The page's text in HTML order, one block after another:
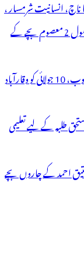
ناچ، انسانیت شرمسار ،
پو کسو کیس کے ملزم راجکمار کے ہاتھوں 6 افراد بشمول 2 معصوم بچے کے
اپولو فارمیسی میں ملازمتوں کے لیے درخواستیں مطلوب، 10 جولائی کو وقارآباد
ضروری اخراجات میں کمی، 300 مستحق طلبہ کے لیے تعلیمی
احمد کے چاروں بچے